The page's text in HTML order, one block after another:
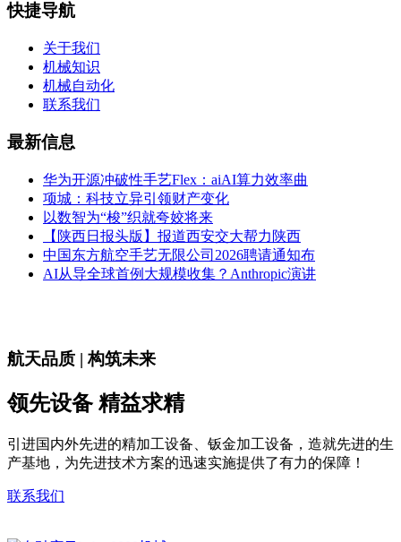
快捷导航
关于我们
机械知识
机械自动化
联系我们
最新信息
华为开源冲破性手艺Flex：aiAI算力效率曲
项城：科技立异引领财产变化
以数智为“梭”织就夸姣将来
【陕西日报头版】报道西安交大帮力陕西
中国东方航空手艺无限公司2026聘请通知布
AI从导全球首例大规模收集？Anthropic演讲
航天品质 | 构筑未来
领先设备 精益求精
引进国内外先进的精加工设备、钣金加工设备，造就先进的生
产基地，为先进技术方案的迅速实施提供了有力的保障！
联系我们